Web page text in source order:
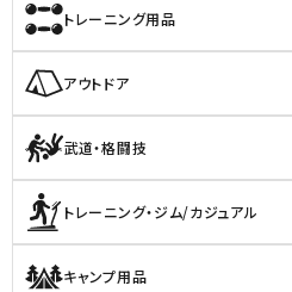
トレーニング用品
アウトドア
武道・格闘技
トレーニング・ジム/カジュアル
キャンプ用品